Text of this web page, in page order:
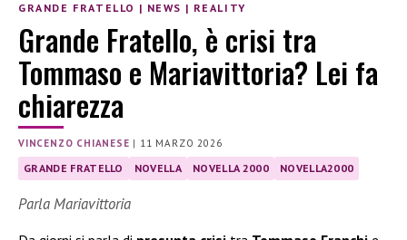
GRANDE FRATELLO | NEWS | REALITY
Grande Fratello, è crisi tra
Tommaso e Mariavittoria? Lei fa
chiarezza
VINCENZO CHIANESE | 11 MARZO 2026
GRANDE FRATELLO NOVELLA NOVELLA 2000 NOVELLA2000
Parla Mariavittoria